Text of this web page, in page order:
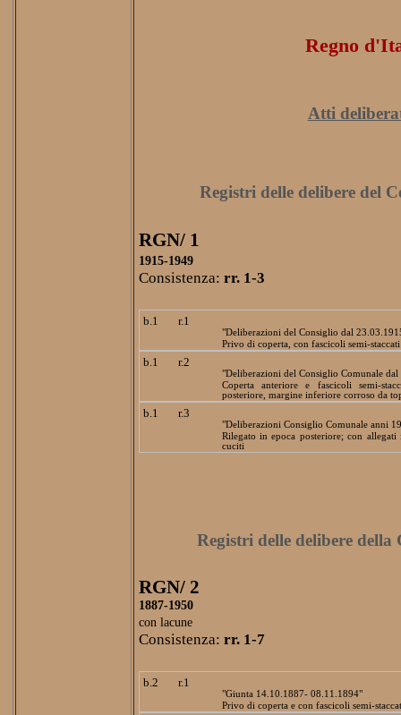
Regno
Atti
Registri delle delibere del
RGN/ 1
1915-1949
Consistenza: rr. 1-3
b.1 r.1
"Deliberazioni del Consiglio dal
Privo di coperta, con fascicoli semi-staccati
b.1 r.2
"Deliberazioni del Consiglio Comunale
Coperta anteriore e fascicoli semi-
posteriore, margine inferiore corroso da
b.1 r.3
"Deliberazioni Consiglio Comunale anni
Rilegato in epoca posteriore; con
cuciti
Registri delle delibere
RGN/ 2
1887-1950
con lacune
Consistenza: rr. 1-7
b.2 r.1
"Giunta 14.10.1887- 08.11.1894"
Privo di coperta e con fascicoli semi-